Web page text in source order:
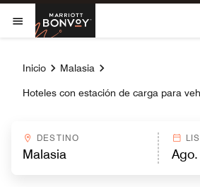
Skip to Content
Abrir el menú
Marriott
Inicio Malasia
Hoteles con estación de carga para
DESTINO